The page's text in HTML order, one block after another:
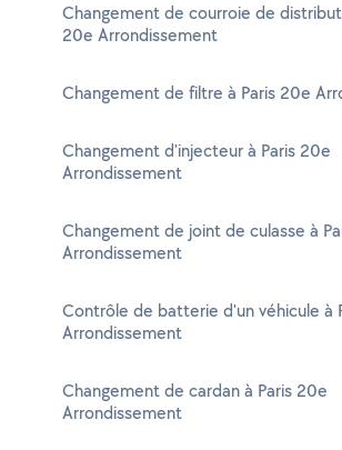
Changement de courroie de
20e Arrondissement
Changement de filtre à Paris 20e
Changement d'injecteur à Paris 20e
Arrondissement
Changement de joint de culasse à
Arrondissement
Contrôle de batterie d'un véhicule à
Arrondissement
Changement de cardan à Paris 20e
Arrondissement